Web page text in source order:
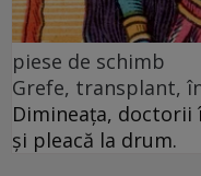
piese de schimb
Grefe, transplant,
Dimineața, doctorii
și pleacă la drum.